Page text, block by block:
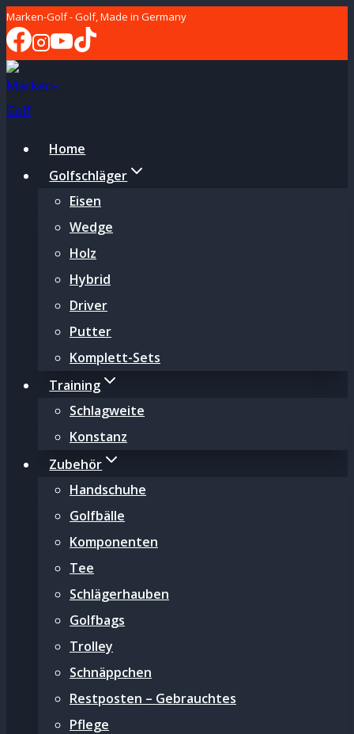
Zum
Inhalt
springen
Marken-Golf - Golf, Made in Germany
Home
Golfschläger
Eisen
Wedge
Holz
Hybrid
Driver
Putter
Komplett-Sets
Training
Schlagweite
Konstanz
Zubehör
Handschuhe
Golfbälle
Komponenten
Tee
Schlägerhauben
Golfbags
Trolley
Schnäppchen
Restposten – Gebrauchtes
Pflege